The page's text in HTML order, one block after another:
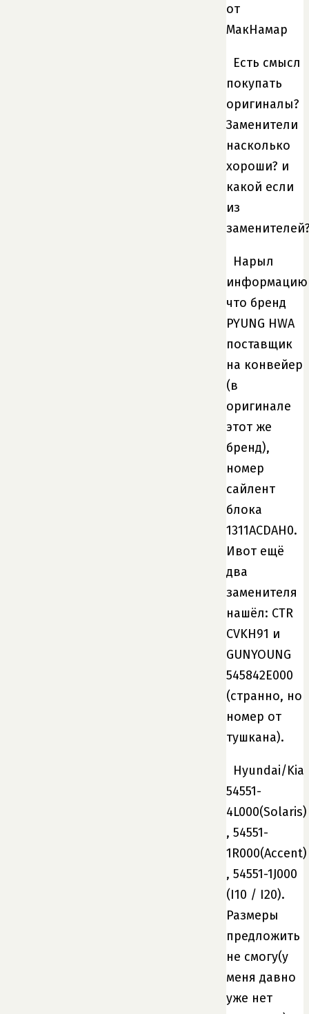
от
МакНамар
Есть смысл
покупать
оригиналы?
Заменители
насколько
хороши? и
какой если
из
Нарыл
информацию
что бренд
PYUNG HWA
поставщик
на конвейер
(в
оригинале
этот же
бренд),
номер
сайлент
блока
1311ACDAH0.
Ивот ещё
два
заменителя
нашёл: CTR
CVKH91 и
GUNYOUNG
545842E000
(странно, но
номер от
тушкана).
Hyundai/Kia
54551-
4L000(Solaris)
, 54551-
1R000(Accent)
, 54551-1J000
(I10 / I20).
Размеры
предложить
не смогу(у
меня давно
уже нет